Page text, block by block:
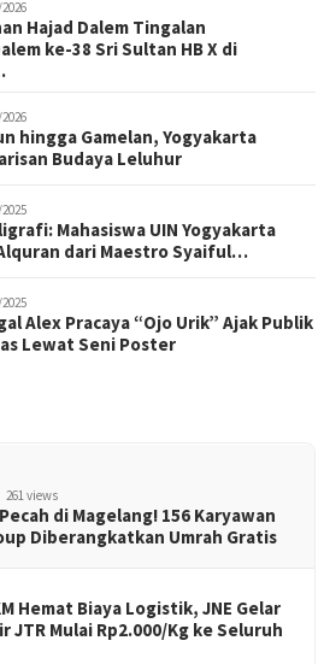
Hajad Dalem Tingalan
ke-38 Sri Sultan HB X di
hingga Gamelan, Yogyakarta
Budaya Leluhur
Mahasiswa UIN Yogyakarta
dari Maestro Syaiful…
Alex Pracaya “Ojo Urik” Ajak Publik
Lewat Seni Poster
261 views
di Magelang! 156 Karyawan
Diberangkatkan Umrah Gratis
Hemat Biaya Logistik, JNE Gelar
JTR Mulai Rp2.000/Kg ke Seluruh